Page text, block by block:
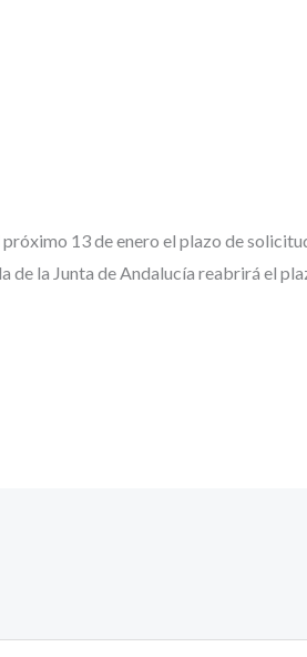
13 de enero el plazo de
la Junta de Andalucía reabrirá el